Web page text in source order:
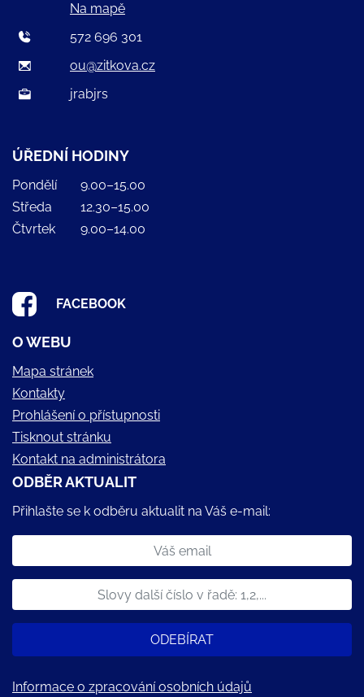
Na mapě
572 696 301
ou@zitkova.cz
jrabjrs
ÚŘEDNÍ HODINY
Pondělí
9.00–15.00
Středa
12.30–15.00
Čtvrtek
9.00–14.00
FACEBOOK
O WEBU
Mapa stránek
Kontakty
Prohlášení o přístupnosti
Tisknout stránku
Kontakt na administrátora
ODBĚR AKTUALIT
Přihlašte se k odběru aktualit na Váš e-mail:
ODEBÍRAT
Informace o zpracování osobních údajů